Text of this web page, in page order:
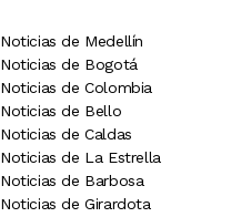
Noticias de Medellín
Noticias de Bogotá
Noticias de Colombia
Noticias de Bello
Noticias de Caldas
Noticias de La Estrella
Noticias de Barbosa
Noticias de Girardota